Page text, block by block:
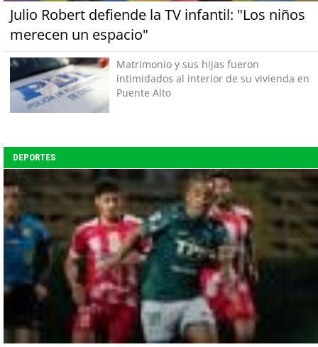
Julio Robert defiende la TV infantil: "Los niños
merecen un espacio"
Matrimonio y sus hijas fueron
intimidados al interior de su vivienda en
Puente Alto
DEPORTES